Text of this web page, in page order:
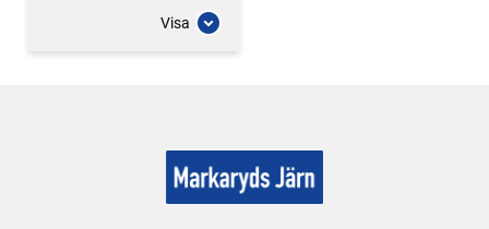
Visa